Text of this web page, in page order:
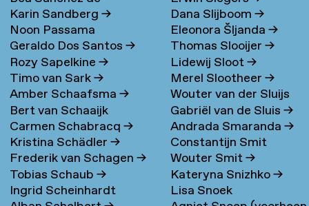
Lamadrid Bayón→
Karin Sandberg→
Noon Passama
Sanpatchayapong→
Geraldo Dos Santos→
Rozy Sapelkine→
Timo van Sark→
Amber Schaafsma→
Bert van Schaaijk
Carmen Schabracq→
Kristina Schädler→
Frederik van Schagen→
Tobias Schaub→
Ingrid Scheinhardt
Dana Slijboom→
Eleonora Šljanda→
Thomas Slooijer→
Lidewij Sloot→
Merel Slootheer→
Wouter van der Sluijs
Gabriël van de Sluis→
Andrada Smaranda→
Constantijn Smit
Wouter Smit→
Kateryna Snizhko→
Lisa Snoek